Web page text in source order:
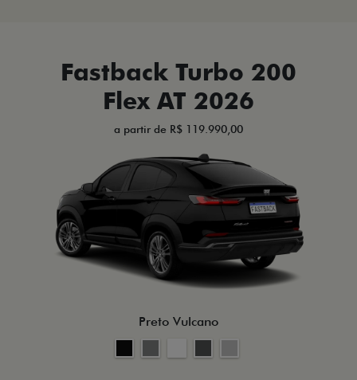
Fastback Turbo 200
Flex AT 2026
a partir de R$ 119.990,00
Preto Vulcano